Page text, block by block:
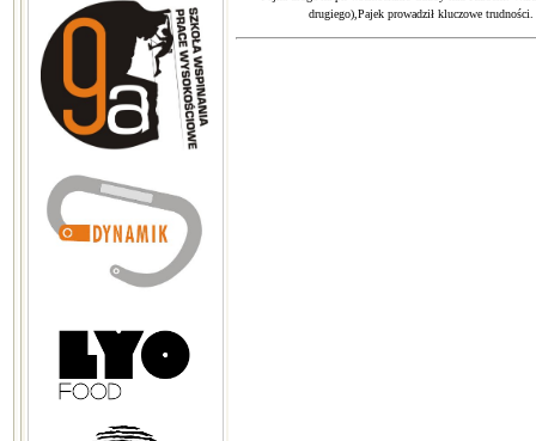
drugiego),Pajek prowadził kluczowe